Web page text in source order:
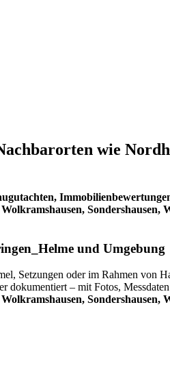
wie
Sondershausen,
und Umgebung
Setzungen oder im Rahmen von
dokumentiert – mit Fotos,
Sondershausen,